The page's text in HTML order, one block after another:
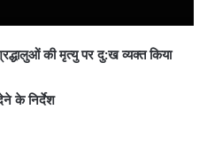
की मृत्यु पर दु:ख व्यक्त किया
के निर्देश